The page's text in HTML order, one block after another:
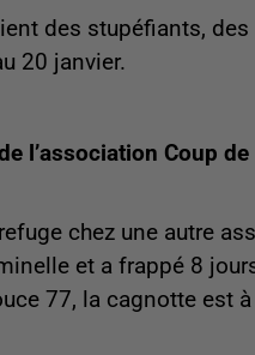
des stupéfiants, des
20 janvier.
l’association Coup de
chez une autre
et a frappé 8
77, la cagnotte est à